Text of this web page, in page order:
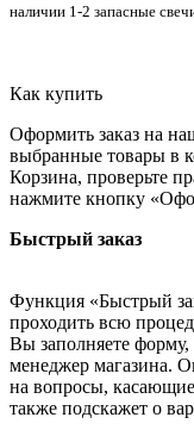
наличии 1-2 запасные
Как купить
Оформить заказ на
выбранные товары в
Корзина, проверьте
нажмите кнопку
Быстрый заказ
Функция «Быстрый
проходить всю
Вы заполняете форму,
менеджер магазина.
на вопросы,
также подскажет о